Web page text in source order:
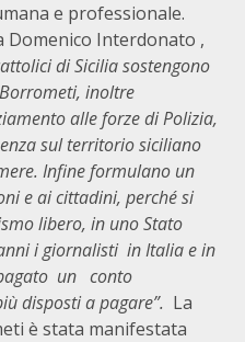
e professionale.
Domenico Interdonato ,
di Sicilia sostengono
inoltre
alle forze di Polizia,
sul territorio siciliano
Infine formulano un
e ai cittadini, perché si
libero, in uno Stato
i giornalisti in Italia e in
un conto
disposti a pagare”. La
è stata manifestata